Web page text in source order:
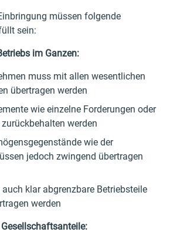
müssen folgende
sein:
im Ganzen:
muss mit allen wesentlichen
übertragen werden
wie einzelne Forderungen oder
werden
wie der
jedoch zwingend übertragen
klar abgrenzbare Betriebsteile
werden